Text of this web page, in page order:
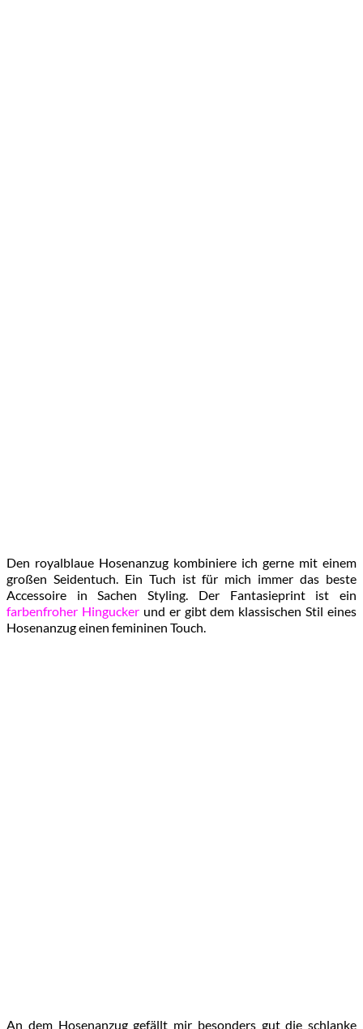
Den royalblaue Hosenanzug kombiniere ich gerne mit einem
großen Seidentuch. Ein Tuch ist für mich immer das beste
Accessoire in Sachen Styling. Der Fantasieprint ist ein
farbenfroher Hinguckerund er gibt dem klassischen Stil eines
Hosenanzug einen femininen Touch.
An dem Hosenanzug gefällt mir besonders gut die schlanke